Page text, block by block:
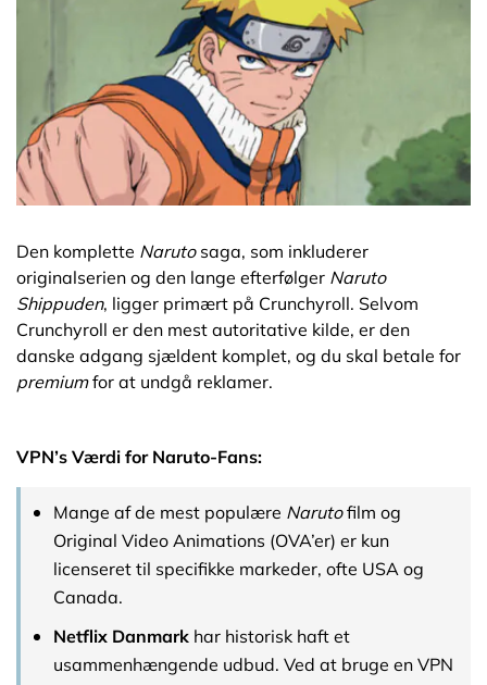
Den komplette Narutosaga, som inkluderer
originalserien og den lange efterfølger Naruto
Shippuden, ligger primært på Crunchyroll. Selvom
Crunchyroll er den mest autoritative kilde, er den
danske adgang sjældent komplet, og du skal betale for
premiumfor at undgå reklamer.
VPN’s Værdi for Naruto-Fans:
Mange af de mest populære Narutofilm og
Original Video Animations (OVA’er) er kun
licenseret til specifikke markeder, ofte USA og
Canada.
Netflix Danmark har historisk haft et
usammenhængende udbud. Ved at bruge en VPN